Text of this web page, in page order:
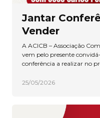
Jantar
Vender
A ACICB – Associação
vem pelo presente
conferência a realizar no
25/05/2026